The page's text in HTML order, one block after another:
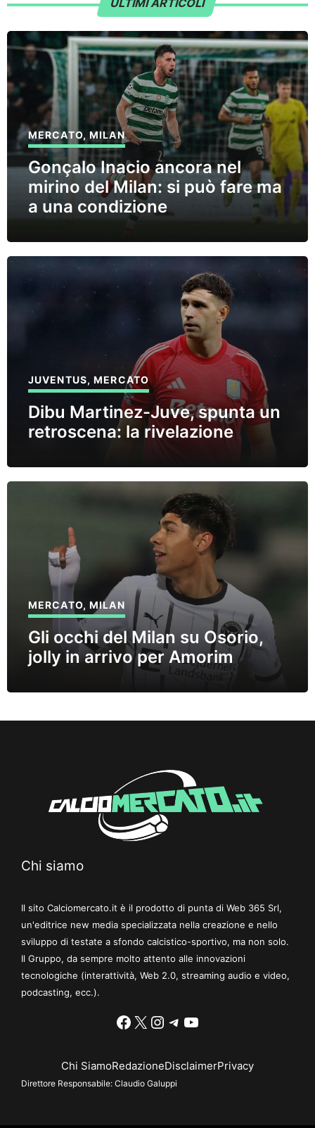
ULTIMI ARTICOLI
MERCATO,MILAN
Gonçalo Inacio ancora nel
mirino del Milan: si può fare ma
a una condizione
JUVENTUS,MERCATO
Dibu Martinez-Juve, spunta un
retroscena: la rivelazione
MERCATO,MILAN
Gli occhi del Milan su Osorio,
jolly in arrivo per Amorim
Chi siamo
Il sito Calciomercato.it è il prodotto di punta di Web 365 Srl,
un'editrice new media specializzata nella creazione e nello
sviluppo di testate a sfondo calcistico-sportivo, ma non solo.
Il Gruppo, da sempre molto attento alle innovazioni
tecnologiche (interattività, Web 2.0, streaming audio e video,
podcasting, ecc.).
Facebook
X Instagram
Telegram
YouTube
Chi SiamoRedazioneDisclaimerPrivacy
Direttore Responsabile: Claudio Galuppi